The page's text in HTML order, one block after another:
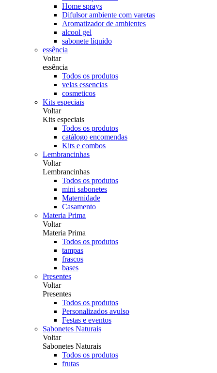
Home sprays
Difulsor ambiente com varetas
Aromatizador de ambientes
alcool gel
sabonete líquido
essência
Voltar
essência
Todos os produtos
velas essencias
cosmeticos
Kits especiais
Voltar
Kits especiais
Todos os produtos
catálogo encomendas
Kits e combos
Lembrancinhas
Voltar
Lembrancinhas
Todos os produtos
mini sabonetes
Maternidade
Casamento
Materia Prima
Voltar
Materia Prima
Todos os produtos
tampas
frascos
bases
Presentes
Voltar
Presentes
Todos os produtos
Personalizados avulso
Festas e eventos
Sabonetes Naturais
Voltar
Sabonetes Naturais
Todos os produtos
frutas